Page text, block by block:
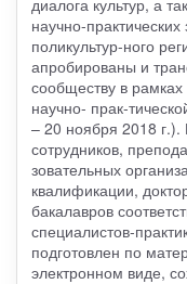
научно-
поликультур-ного
апробированы и
сообществу в
научно- прак-
– 20 ноября 2018
сотрудников,
зовательных
квалификации,
бакалавров
специалистов-
подготовлен по
электронном виде,